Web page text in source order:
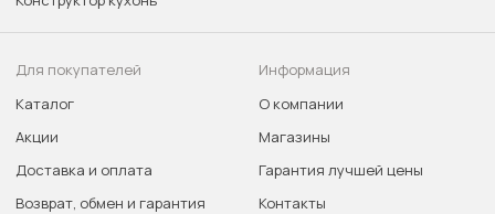
Для покупателей
Каталог
Акции
Доставка и оплата
Возврат, обмен и гарантия
Информация
О компании
Магазины
Гарантия лучшей цены
Контакты